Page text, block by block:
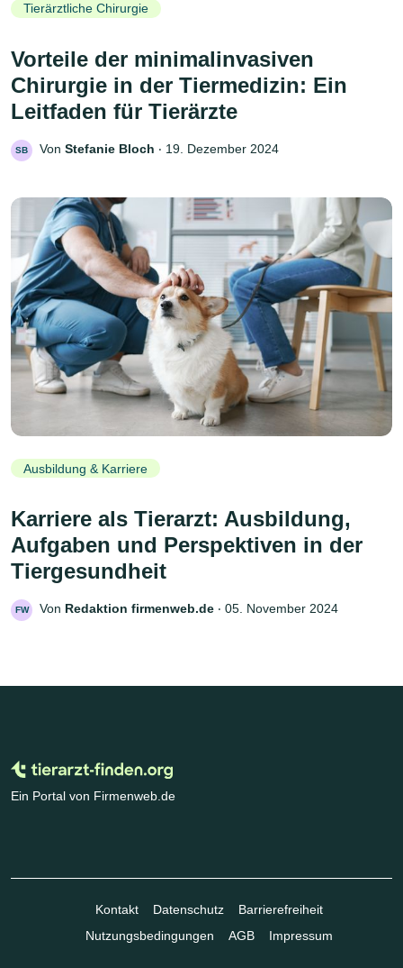
Tierärztliche Chirurgie
Vorteile der minimalinvasiven
Chirurgie in der Tiermedizin: Ein
Leitfaden für Tierärzte
SB Von Stefanie Bloch ‧ 19. Dezember 2024
Ausbildung & Karriere
Karriere als Tierarzt: Ausbildung,
Aufgaben und Perspektiven in der
Tiergesundheit
FW Von Redaktion firmenweb.de ‧ 05. November 2024
Ein Portal von Firmenweb.de
Kontakt Datenschutz
Barrierefreiheit
Nutzungsbedingungen
AGB Impressum